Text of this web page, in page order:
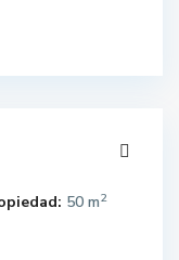
50 m2